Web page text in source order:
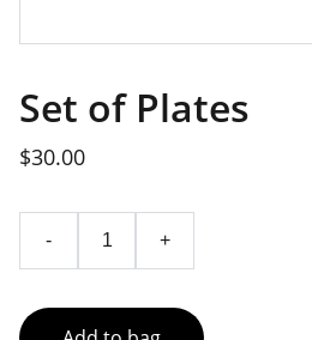
Set of Plates
$30.00
- +